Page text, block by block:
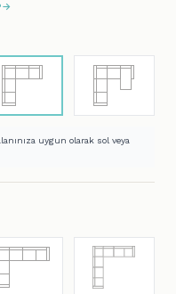
uygun olarak sol veya